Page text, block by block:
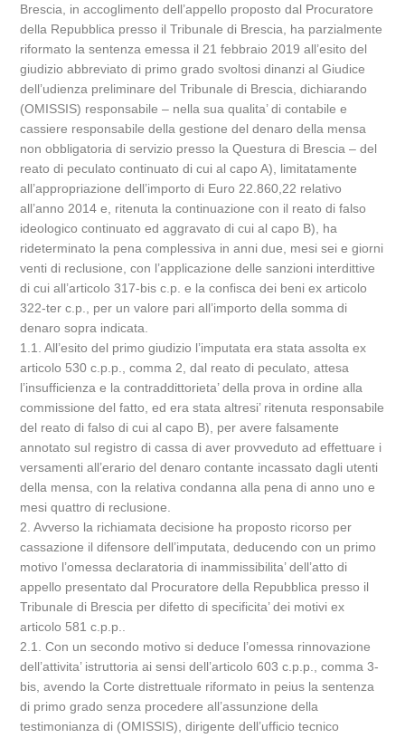
Brescia, in accoglimento dell’appello proposto dal Procuratore
della Repubblica presso il Tribunale di Brescia, ha parzialmente
riformato la sentenza emessa il 21 febbraio 2019 all’esito del
giudizio abbreviato di primo grado svoltosi dinanzi al Giudice
dell’udienza preliminare del Tribunale di Brescia, dichiarando
(OMISSIS) responsabile – nella sua qualita’ di contabile e
cassiere responsabile della gestione del denaro della mensa
non obbligatoria di servizio presso la Questura di Brescia – del
reato di peculato continuato di cui al capo A), limitatamente
all’appropriazione dell’importo di Euro 22.860,22 relativo
all’anno 2014 e, ritenuta la continuazione con il reato di falso
ideologico continuato ed aggravato di cui al capo B), ha
rideterminato la pena complessiva in anni due, mesi sei e giorni
venti di reclusione, con l’applicazione delle sanzioni interdittive
di cui all’articolo 317-bis c.p. e la confisca dei beni ex articolo
322-ter c.p., per un valore pari all’importo della somma di
denaro sopra indicata.
1.1. All’esito del primo giudizio l’imputata era stata assolta ex
articolo 530 c.p.p., comma 2, dal reato di peculato, attesa
l’insufficienza e la contraddittorieta’ della prova in ordine alla
commissione del fatto, ed era stata altresi’ ritenuta responsabile
del reato di falso di cui al capo B), per avere falsamente
annotato sul registro di cassa di aver provveduto ad effettuare i
versamenti all’erario del denaro contante incassato dagli utenti
della mensa, con la relativa condanna alla pena di anno uno e
mesi quattro di reclusione.
2. Avverso la richiamata decisione ha proposto ricorso per
cassazione il difensore dell’imputata, deducendo con un primo
motivo l’omessa declaratoria di inammissibilita’ dell’atto di
appello presentato dal Procuratore della Repubblica presso il
Tribunale di Brescia per difetto di specificita’ dei motivi ex
articolo 581 c.p.p..
2.1. Con un secondo motivo si deduce l’omessa rinnovazione
dell’attivita’ istruttoria ai sensi dell’articolo 603 c.p.p., comma 3-
bis, avendo la Corte distrettuale riformato in peius la sentenza
di primo grado senza procedere all’assunzione della
testimonianza di (OMISSIS), dirigente dell’ufficio tecnico